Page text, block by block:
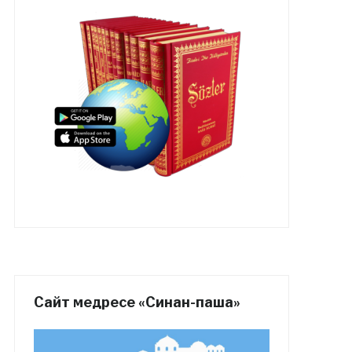
Сайт медресе «Синан-паша»